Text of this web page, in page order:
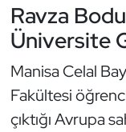
Ravza
Üniversite
Manisa Celal
Fakültesi
çıktığı Avrupa
Masa Tenisi
Modern
Motor